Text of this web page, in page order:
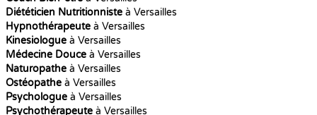
Diététicien Nutritionniste à Versailles
Hypnothérapeute à Versailles
Kinesiologue à Versailles
Médecine Douce à Versailles
Naturopathe à Versailles
Ostéopathe à Versailles
Psychologue à Versailles
Psychothérapeute à Versailles